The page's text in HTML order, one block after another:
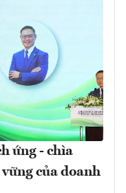
ứng - chìa
của doanh